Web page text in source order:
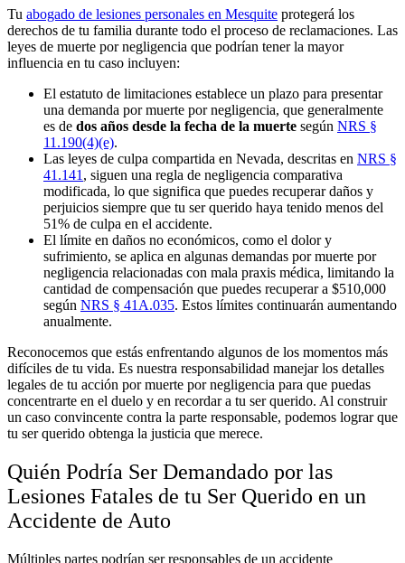
Tu abogado de lesiones personales en Mesquite protegerá los
derechos de tu familia durante todo el proceso de reclamaciones. Las
leyes de muerte por negligencia que podrían tener la mayor
influencia en tu caso incluyen:
El estatuto de limitaciones establece un plazo para presentar
una demanda por muerte por negligencia, que generalmente
es de dos años desde la fecha de la muerte según NRS §
11.190(4)(e).
Las leyes de culpa compartida en Nevada, descritas en NRS §
41.141 , siguen una regla de negligencia comparativa
modificada, lo que significa que puedes recuperar daños y
perjuicios siempre que tu ser querido haya tenido menos del
51% de culpa en el accidente.
El límite en daños no económicos, como el dolor y
sufrimiento, se aplica en algunas demandas por muerte por
negligencia relacionadas con mala praxis médica, limitando la
cantidad de compensación que puedes recuperar a $510,000
según NRS § 41A.035. Estos límites continuarán aumentando
anualmente.
Reconocemos que estás enfrentando algunos de los momentos más
difíciles de tu vida. Es nuestra responsabilidad manejar los detalles
legales de tu acción por muerte por negligencia para que puedas
concentrarte en el duelo y en recordar a tu ser querido. Al construir
un caso convincente contra la parte responsable, podemos lograr que
tu ser querido obtenga la justicia que merece.
Quién Podría Ser Demandado por las
Lesiones Fatales de tu Ser Querido en un
Accidente de Auto
Múltiples partes podrían ser responsables de un accidente